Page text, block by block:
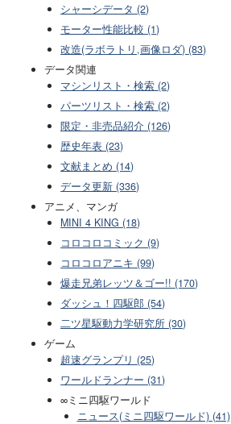
シャーシデータ (2)
モーター性能比較 (1)
改造(ラボラトリ,画像ロダ) (83)
データ関連
マシンリスト・検索 (2)
パーツリスト・検索 (2)
限定・非売品紹介 (126)
歴史年表 (23)
文献まとめ (14)
データ更新 (336)
アニメ、マンガ
MINI 4 KING (18)
コロコロコミック (9)
コロコロアニキ (99)
爆走兄弟レッツ＆ゴー!! (170)
ダッシュ！四駆郎 (54)
二ツ星駆動力学研究所 (30)
ゲーム
超速グランプリ (25)
ワールドランナー (31)
∞ミニ四駆ワールド
ニュース(ミニ四駆ワールド) (41)